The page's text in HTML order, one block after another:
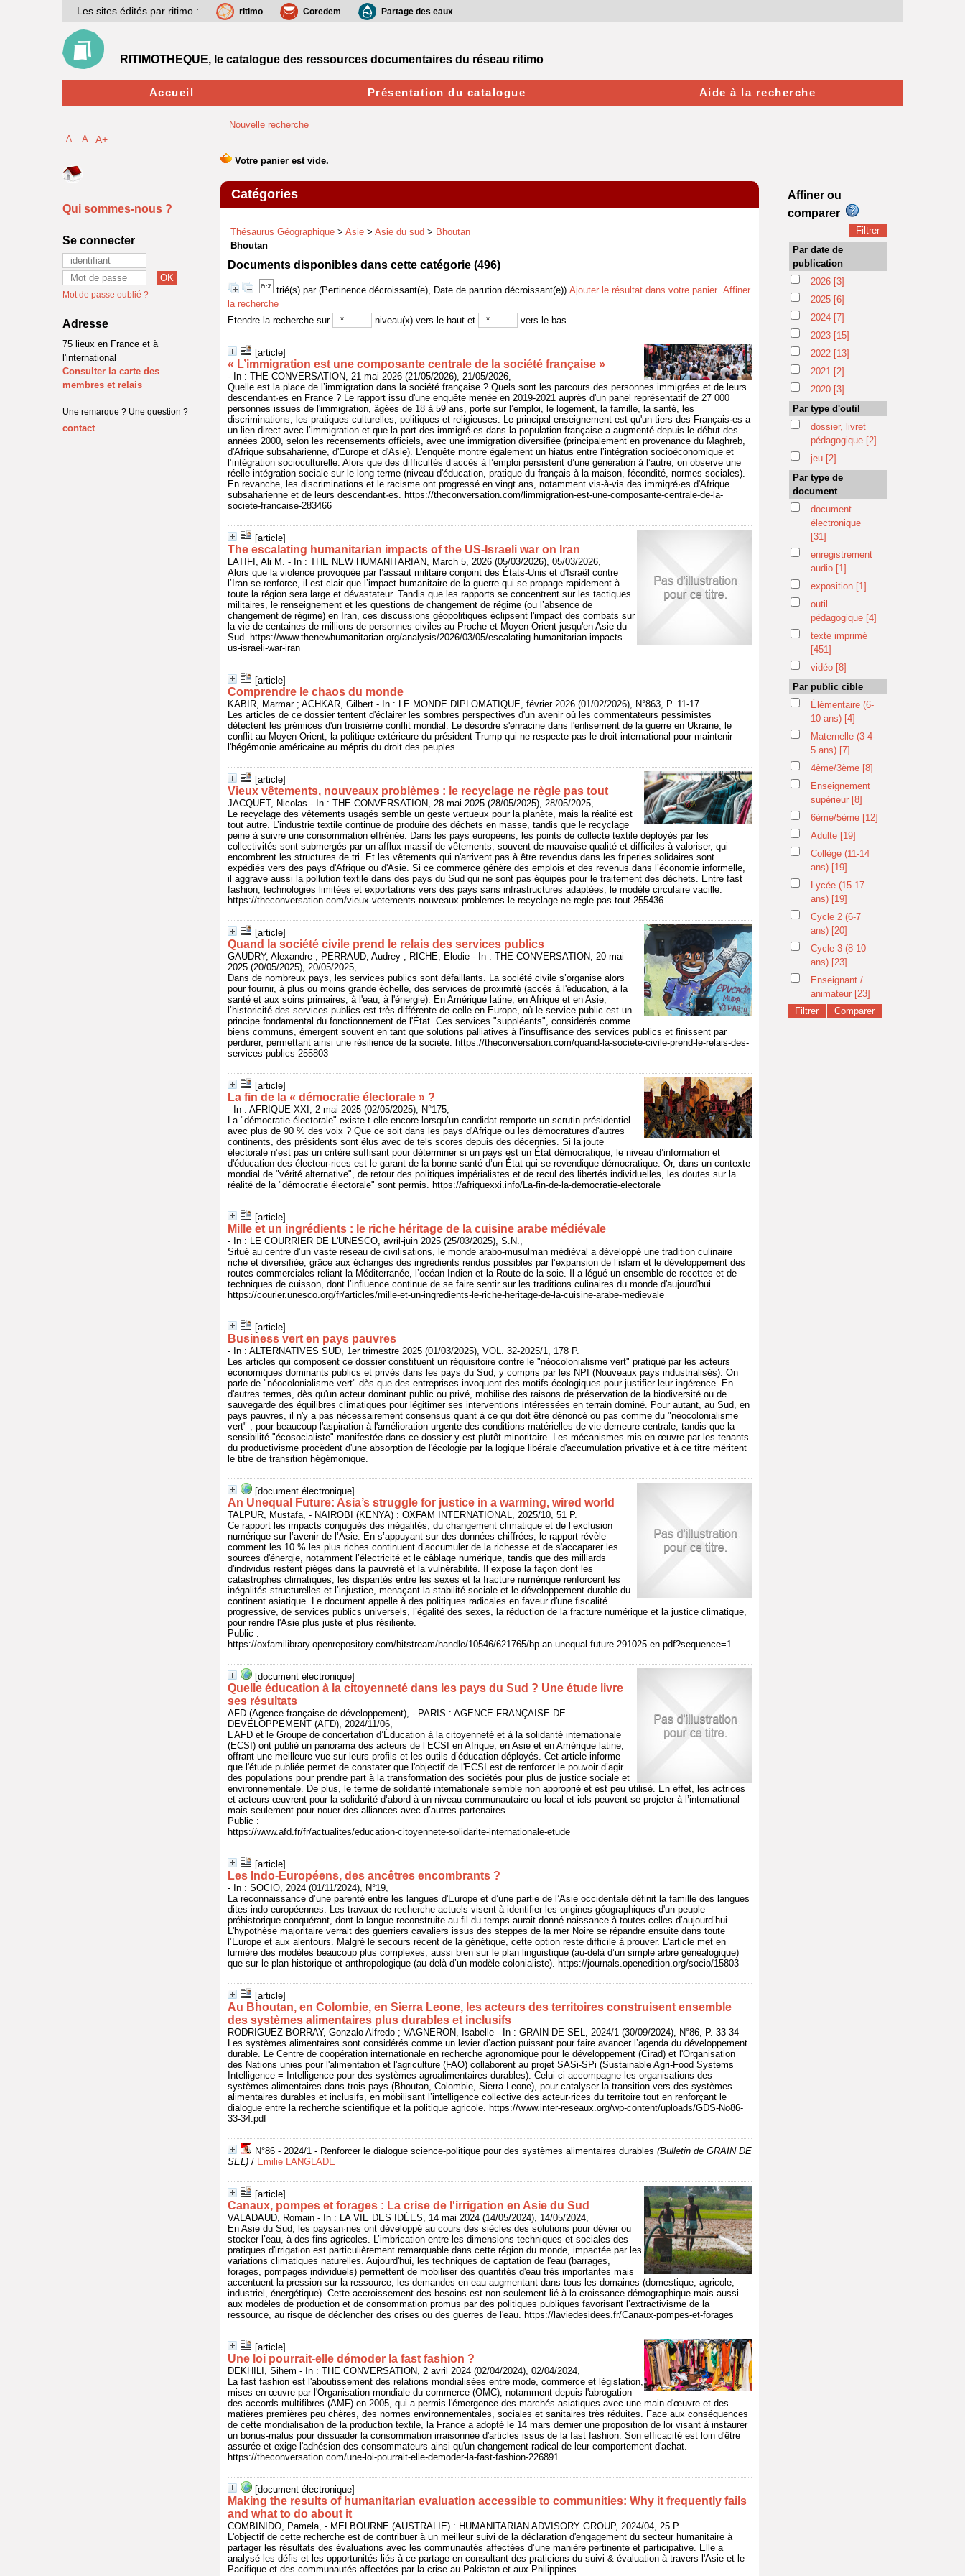
Nouvelle recherche
Catégories
Thésaurus Géographique > Asie > Asie du sud > Bhoutan
Bhoutan
Documents disponibles dans cette catégorie (496)
trié(s) par (Pertinence décroissant(e), Date de parution décroissant(e)) Ajouter le résultat dans votre panier Affiner
la recherche
Etendre la recherche sur
niveau(x) vers le haut et vers le bas
[article]
« L’immigration est une composante centrale de la société française »
- In : THE CONVERSATION, 21 mai 2026 (21/05/2026), 21/05/2026,
Quelle est la place de l’immigration dans la société française ? Quels sont les parcours des personnes immigrées et de leurs
descendant·es en France ? Le rapport issu d'une enquête menée en 2019-2021 auprès d'un panel représentatif de 27 000
personnes issues de l'immigration, âgées de 18 à 59 ans, porte sur l’emploi, le logement, la famille, la santé, les
discriminations, les pratiques culturelles, politiques et religieuses. Le principal enseignement est qu'un tiers des Français·es a
un lien direct avec l’immigration et que la part des immigré·es dans la population française a augmenté depuis le début des
années 2000, selon les recensements officiels, avec une immigration diversifiée (principalement en provenance du Maghreb,
d'Afrique subsaharienne, d'Europe et d'Asie). L'enquête montre également un hiatus entre l’intégration socioéconomique et
l’intégration socioculturelle. Alors que des difficultés d’accès à l’emploi persistent d’une génération à l’autre, on observe une
réelle intégration sociale sur le long terme (niveau d'éducation, pratique du français à la maison, fécondité, normes sociales).
En revanche, les discriminations et le racisme ont progressé en vingt ans, notamment vis-à-vis des immigré·es d'Afrique
subsaharienne et de leurs descendant·es. https://theconversation.com/limmigration-est-une-composante-centrale-de-la-
societe-francaise-283466
[article]
The escalating humanitarian impacts of the US-Israeli war on Iran
LATIFI, Ali M. - In : THE NEW HUMANITARIAN, March 5, 2026 (05/03/2026), 05/03/2026,
Alors que la violence provoquée par l’assaut militaire conjoint des États-Unis et d'Israël contre
l’Iran se renforce, il est clair que l’impact humanitaire de la guerre qui se propage rapidement à
toute la région sera large et dévastateur. Tandis que les rapports se concentrent sur les tactiques
militaires, le renseignement et les questions de changement de régime (ou l’absence de
changement de régime) en Iran, ces discussions géopolitiques éclipsent l'impact des combats sur
la vie de centaines de millions de personnes civiles au Proche et Moyen-Orient jusqu'en Asie du
Sud. https://www.thenewhumanitarian.org/analysis/2026/03/05/escalating-humanitarian-impacts-
us-israeli-war-iran
[article]
Comprendre le chaos du monde
KABIR, Marmar ; ACHKAR, Gilbert - In : LE MONDE DIPLOMATIQUE, février 2026 (01/02/2026), N°863, P. 11-17
Les articles de ce dossier tentent d'éclairer les sombres perspectives d'un avenir où les commentateurs pessimistes
détectent les prémices d'un troisième conflit mondial. Le désordre s'enracine dans l'enlisement de la guerre en Ukraine, le
conflit au Moyen-Orient, la politique extérieure du président Trump qui ne respecte pas le droit international pour maintenir
l'hégémonie américaine au mépris du droit des peuples.
[article]
Vieux vêtements, nouveaux problèmes : le recyclage ne règle pas tout
JACQUET, Nicolas - In : THE CONVERSATION, 28 mai 2025 (28/05/2025), 28/05/2025,
Le recyclage des vêtements usagés semble un geste vertueux pour la planète, mais la réalité est
tout autre. L’industrie textile continue de produire des déchets en masse, tandis que le recyclage
peine à suivre une consommation effrénée. Dans les pays européens, les points de collecte textile déployés par les
collectivités sont submergés par un afflux massif de vêtements, souvent de mauvaise qualité et difficiles à valoriser, qui
encombrent les structures de tri. Et les vêtements qui n'arrivent pas à être revendus dans les friperies solidaires sont
expédiés vers des pays d'Afrique ou d'Asie. Si ce commerce génère des emplois et des revenus dans l’économie informelle,
il aggrave aussi la pollution textile dans des pays du Sud qui ne sont pas équipés pour le traitement des déchets. Entre fast
fashion, technologies limitées et exportations vers des pays sans infrastructures adaptées, le modèle circulaire vacille.
https://theconversation.com/vieux-vetements-nouveaux-problemes-le-recyclage-ne-regle-pas-tout-255436
[article]
Quand la société civile prend le relais des services publics
GAUDRY, Alexandre ; PERRAUD, Audrey ; RICHE, Elodie - In : THE CONVERSATION, 20 mai
2025 (20/05/2025), 20/05/2025,
Dans de nombreux pays, les services publics sont défaillants. La société civile s’organise alors
pour fournir, à plus ou moins grande échelle, des services de proximité (accès à l'éducation, à la
santé et aux soins primaires, à l'eau, à l'énergie). En Amérique latine, en Afrique et en Asie,
l’historicité des services publics est très différente de celle en Europe, où le service public est un
principe fondamental du fonctionnement de l'État. Ces services "suppléants", considérés comme
biens communs, émergent souvent en tant que solutions palliatives à l’insuffisance des services publics et finissent par
perdurer, permettant ainsi une résilience de la société. https://theconversation.com/quand-la-societe-civile-prend-le-relais-des-
services-publics-255803
[article]
La fin de la « démocratie électorale » ?
- In : AFRIQUE XXI, 2 mai 2025 (02/05/2025), N°175,
La "démocratie électorale" existe-t-elle encore lorsqu’un candidat remporte un scrutin présidentiel
avec plus de 90 % des voix ? Que ce soit dans les pays d'Afrique ou les démocratures d'autres
continents, des présidents sont élus avec de tels scores depuis des décennies. Si la joute
électorale n’est pas un critère suffisant pour déterminer si un pays est un État démocratique, le niveau d’information et
d'éducation des électeur·rices est le garant de la bonne santé d’un État qui se revendique démocratique. Or, dans un contexte
mondial de "vérité alternative", de retour des politiques impérialistes et de recul des libertés individuelles, les doutes sur la
réalité de la "démocratie électorale" sont permis. https://afriquexxi.info/La-fin-de-la-democratie-electorale
[article]
Mille et un ingrédients : le riche héritage de la cuisine arabe médiévale
- In : LE COURRIER DE L'UNESCO, avril-juin 2025 (25/03/2025), S.N.,
Situé au centre d’un vaste réseau de civilisations, le monde arabo-musulman médiéval a développé une tradition culinaire
riche et diversifiée, grâce aux échanges des ingrédients rendus possibles par l’expansion de l’islam et le développement des
routes commerciales reliant la Méditerranée, l’océan Indien et la Route de la soie. Il a légué un ensemble de recettes et de
techniques de cuisson, dont l’influence continue de se faire sentir sur les traditions culinaires du monde d'aujourd'hui.
https://courier.unesco.org/fr/articles/mille-et-un-ingredients-le-riche-heritage-de-la-cuisine-arabe-medievale
[article]
Business vert en pays pauvres
- In : ALTERNATIVES SUD, 1er trimestre 2025 (01/03/2025), VOL. 32-2025/1, 178 P.
Les articles qui composent ce dossier constituent un réquisitoire contre le "néocolonialisme vert" pratiqué par les acteurs
économiques dominants publics et privés dans les pays du Sud, y compris par les NPI (Nouveaux pays industrialisés). On
parle de "néocolonialisme vert" dès que des entreprises invoquent des motifs écologiques pour justifier leur ingérence. En
d'autres termes, dès qu'un acteur dominant public ou privé, mobilise des raisons de préservation de la biodiversité ou de
sauvegarde des équilibres climatiques pour légitimer ses interventions intéressées en terrain dominé. Pour autant, au Sud, en
pays pauvres, il n'y a pas nécessairement consensus quant à ce qui doit être dénoncé ou pas comme du "néocolonialisme
vert" ; pour beaucoup l'aspiration à l'amélioration urgente des conditions matérielles de vie demeure centrale, tandis que la
sensibilité "écosocialiste" manifestée dans ce dossier y est plutôt minoritaire. Les mécanismes mis en œuvre par les tenants
du productivisme procèdent d'une absorption de l'écologie par la logique libérale d'accumulation privative et à ce titre méritent
le titre de transition hégémonique.
[document électronique]
An Unequal Future: Asia’s struggle for justice in a warming, wired world
TALPUR, Mustafa, - NAIROBI (KENYA) : OXFAM INTERNATIONAL, 2025/10, 51 P.
Ce rapport les impacts conjugués des inégalités, du changement climatique et de l’exclusion
numérique sur l’avenir de l’Asie. En s’appuyant sur des données chiffrées, le rapport révèle
comment les 10 % les plus riches continuent d’accumuler de la richesse et de s'accaparer les
sources d'énergie, notamment l’électricité et le câblage numérique, tandis que des milliards
d'individus restent piégés dans la pauvreté et la vulnérabilité. Il expose la façon dont les
catastrophes climatiques, les disparités entre les sexes et la fracture numérique renforcent les
inégalités structurelles et l’injustice, menaçant la stabilité sociale et le développement durable du
continent asiatique. Le document appelle à des politiques radicales en faveur d'une fiscalité
progressive, de services publics universels, l’égalité des sexes, la réduction de la fracture numérique et la justice climatique,
pour rendre l'Asie plus juste et plus résiliente.
Public :
https://oxfamilibrary.openrepository.com/bitstream/handle/10546/621765/bp-an-unequal-future-291025-en.pdf?sequence=1
[document électronique]
Quelle éducation à la citoyenneté dans les pays du Sud ? Une étude livre
ses résultats
AFD (Agence française de développement), - PARIS : AGENCE FRANÇAISE DE
DEVELOPPEMENT (AFD), 2024/11/06,
L’AFD et le Groupe de concertation d’Éducation à la citoyenneté et à la solidarité internationale
(ECSI) ont publié un panorama des acteurs de l’ECSI en Afrique, en Asie et en Amérique latine,
offrant une meilleure vue sur leurs profils et les outils d’éducation déployés. Cet article informe
que l'étude publiée permet de constater que l'objectif de l'ECSI est de renforcer le pouvoir d’agir
des populations pour prendre part à la transformation des sociétés pour plus de justice sociale et
environnementale. De plus, le terme de solidarité internationale semble non approprié et est peu utilisé. En effet, les actrices
et acteurs œuvrent pour la solidarité d’abord à un niveau communautaire ou local et iels peuvent se projeter à l’international
mais seulement pour nouer des alliances avec d’autres partenaires.
Public :
https://www.afd.fr/fr/actualites/education-citoyennete-solidarite-internationale-etude
[article]
Les Indo-Européens, des ancêtres encombrants ?
- In : SOCIO, 2024 (01/11/2024), N°19,
La reconnaissance d’une parenté entre les langues d'Europe et d’une partie de l’Asie occidentale définit la famille des langues
dites indo-européennes. Les travaux de recherche actuels visent à identifier les origines géographiques d'un peuple
préhistorique conquérant, dont la langue reconstruite au fil du temps aurait donné naissance à toutes celles d’aujourd’hui.
L'hypothèse majoritaire verrait des guerriers cavaliers issus des steppes de la mer Noire se répandre ensuite dans toute
l’Europe et aux alentours. Malgré le secours récent de la génétique, cette option reste difficile à prouver. L'article met en
lumière des modèles beaucoup plus complexes, aussi bien sur le plan linguistique (au-delà d’un simple arbre généalogique)
que sur le plan historique et anthropologique (au-delà d’un modèle colonialiste). https://journals.openedition.org/socio/15803
[article]
Au Bhoutan, en Colombie, en Sierra Leone, les acteurs des territoires construisent ensemble
des systèmes alimentaires plus durables et inclusifs
RODRIGUEZ-BORRAY, Gonzalo Alfredo ; VAGNERON, Isabelle - In : GRAIN DE SEL, 2024/1 (30/09/2024), N°86, P. 33-34
Les systèmes alimentaires sont considérés comme un levier d’action puissant pour faire avancer l’agenda du développement
durable. Le Centre de coopération internationale en recherche agronomique pour le développement (Cirad) et l'Organisation
des Nations unies pour l'alimentation et l'agriculture (FAO) collaborent au projet SASi-SPi (Sustainable Agri-Food Systems
Intelligence = Intelligence pour des systèmes agroalimentaires durables). Celui-ci accompagne les organisations des
systèmes alimentaires dans trois pays (Bhoutan, Colombie, Sierra Leone), pour catalyser la transition vers des systèmes
alimentaires durables et inclusifs, en mobilisant l’intelligence collective des acteur·rices du territoire tout en renforçant le
dialogue entre la recherche scientifique et la politique agricole. https://www.inter-reseaux.org/wp-content/uploads/GDS-No86-
33-34.pdf
N°86 - 2024/1 - Renforcer le dialogue science-politique pour des systèmes alimentaires durables (Bulletin de GRAIN DE
SEL) / Emilie LANGLADE
[article]
Canaux, pompes et forages : La crise de l'irrigation en Asie du Sud
VALADAUD, Romain - In : LA VIE DES IDÉES, 14 mai 2024 (14/05/2024), 14/05/2024,
En Asie du Sud, les paysan·nes ont développé au cours des siècles des solutions pour dévier ou
stocker l’eau, à des fins agricoles. L’imbrication entre les dimensions techniques et sociales des
pratiques d'irrigation est particulièrement remarquable dans cette région du monde, impactée par les
variations climatiques naturelles. Aujourd'hui, les techniques de captation de l'eau (barrages,
forages, pompages individuels) permettent de mobiliser des quantités d'eau très importantes mais
accentuent la pression sur la ressource, les demandes en eau augmentant dans tous les domaines (domestique, agricole,
industriel, énergétique). Cette accroissement des besoins est non seulement lié à la croissance démographique mais aussi
aux modèles de production et de consommation promus par des politiques publiques favorisant l’extractivisme de la
ressource, au risque de déclencher des crises ou des guerres de l'eau. https://laviedesidees.fr/Canaux-pompes-et-forages
[article]
Une loi pourrait-elle démoder la fast fashion ?
DEKHILI, Sihem - In : THE CONVERSATION, 2 avril 2024 (02/04/2024), 02/04/2024,
La fast fashion est l'aboutissement des relations mondialisées entre mode, commerce et législation,
mises en œuvre par l'Organisation mondiale du commerce (OMC), notamment depuis l'abrogation
des accords multifibres (AMF) en 2005, qui a permis l'émergence des marchés asiatiques avec une main-d'œuvre et des
matières premières peu chères, des normes environnementales, sociales et sanitaires très réduites. Face aux conséquences
de cette mondialisation de la production textile, la France a adopté le 14 mars dernier une proposition de loi visant à instaurer
un bonus-malus pour dissuader la consommation irraisonnée d'articles issus de la fast fashion. Son efficacité est loin d'être
assurée et exige l'adhésion des consommateurs ainsi qu'un changement radical de leur comportement d'achat.
https://theconversation.com/une-loi-pourrait-elle-demoder-la-fast-fashion-226891
[document électronique]
Making the results of humanitarian evaluation accessible to communities: Why it frequently fails
and what to do about it
COMBINIDO, Pamela, - MELBOURNE (AUSTRALIE) : HUMANITARIAN ADVISORY GROUP, 2024/04, 25 P.
L'objectif de cette recherche est de contribuer à un meilleur suivi de la déclaration d'engagement du secteur humanitaire à
partager les résultats des évaluations avec les communautés affectées d’une manière pertinente et participative. Elle a
analysé les défis et les opportunités liés à ce partage en consultant des praticiens du suivi & évaluation à travers l'Asie et le
Pacifique et des communautés affectées par la crise au Pakistan et aux Philippines.
Les sites édités par ritimo : ritimo Coredem Partage des eaux
RITIMOTHEQUE, le catalogue des ressources documentaires du réseau ritimo
Accueil Présentation du catalogue Aide à la recherche
A- A A+
Qui sommes-nous ?
Se connecter
Mot de passe oublié ?
Adresse
75 lieux en France et à
l'international
Consulter la carte des
membres et relais
Une remarque ? Une question ?
contact
Affiner ou
comparer
Par date de
publication
2026 [3]
2025 [6]
2024 [7]
2023 [15]
2022 [13]
2021 [2]
2020 [3]
Par type d'outil
dossier, livret
pédagogique [2]
jeu [2]
Par type de
document
document
électronique
[31]
enregistrement
audio [1]
exposition [1]
outil
pédagogique [4]
texte imprimé
[451]
vidéo [8]
Par public cible
Élémentaire (6-
10 ans) [4]
Maternelle (3-4-
5 ans) [7]
4ème/3ème [8]
Enseignement
supérieur [8]
6ème/5ème [12]
Adulte [19]
Collège (11-14
ans) [19]
Lycée (15-17
ans) [19]
Cycle 2 (6-7
ans) [20]
Cycle 3 (8-10
ans) [23]
Enseignant /
animateur [23]